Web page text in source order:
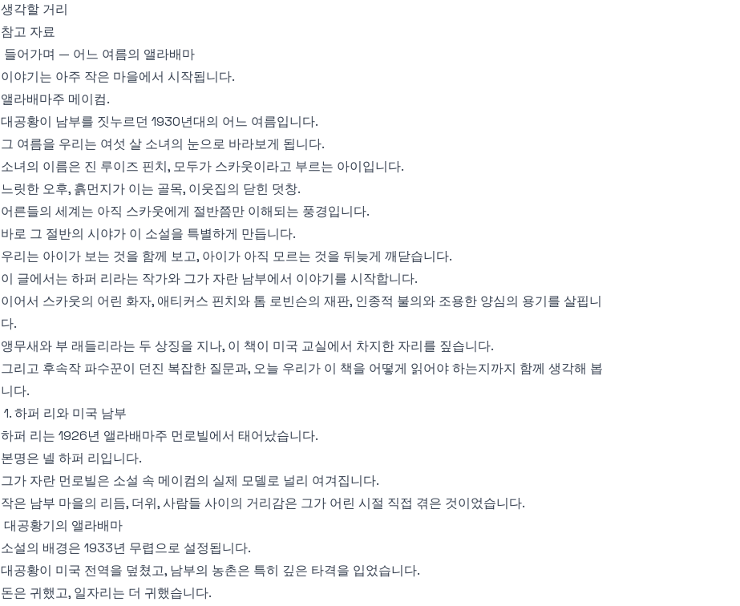
생각할 거리
참고 자료
들어가며 — 어느 여름의 앨라배마
이야기는 아주 작은 마을에서 시작됩니다.
앨라배마주 메이컴.
대공황이 남부를 짓누르던 1930년대의 어느 여름입니다.
그 여름을 우리는 여섯 살 소녀의 눈으로 바라보게 됩니다.
소녀의 이름은 진 루이즈 핀치, 모두가 스카웃이라고 부르는 아이입니다.
느릿한 오후, 흙먼지가 이는 골목, 이웃집의 닫힌 덧창.
어른들의 세계는 아직 스카웃에게 절반쯤만 이해되는 풍경입니다.
바로 그 절반의 시야가 이 소설을 특별하게 만듭니다.
우리는 아이가 보는 것을 함께 보고, 아이가 아직 모르는 것을 뒤늦게 깨닫습니다.
이 글에서는 하퍼 리라는 작가와 그가 자란 남부에서 이야기를 시작합니다.
이어서 스카웃의 어린 화자, 애티커스 핀치와 톰 로빈슨의 재판, 인종적 불의와 조용한 양심의 용기를 살핍니
다.
앵무새와 부 래들리라는 두 상징을 지나, 이 책이 미국 교실에서 차지한 자리를 짚습니다.
그리고 후속작 파수꾼이 던진 복잡한 질문과, 오늘 우리가 이 책을 어떻게 읽어야 하는지까지 함께 생각해 봅
니다.
1. 하퍼 리와 미국 남부
하퍼 리는 1926년 앨라배마주 먼로빌에서 태어났습니다.
본명은 넬 하퍼 리입니다.
그가 자란 먼로빌은 소설 속 메이컴의 실제 모델로 널리 여겨집니다.
작은 남부 마을의 리듬, 더위, 사람들 사이의 거리감은 그가 어린 시절 직접 겪은 것이었습니다.
대공황기의 앨라배마
소설의 배경은 1933년 무렵으로 설정됩니다.
대공황이 미국 전역을 덮쳤고, 남부의 농촌은 특히 깊은 타격을 입었습니다.
돈은 귀했고, 일자리는 더 귀했습니다.